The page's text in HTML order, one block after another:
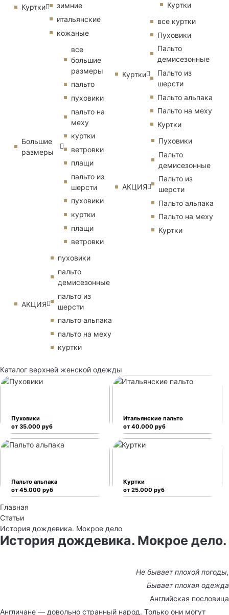
Куртки
зимние
итальянские
кожаные
Большие
размеры
все
большие
размеры
пальто
пуховики
пальто на
меху
куртки
ветровки
плащи
пальто из
шерсти
пуховики
куртки
плащи
ветровки
АКЦИЯ
пуховики
пальто
демисезонные
пальто из
шерсти
пальто альпака
пальто на меху
куртки
Куртки
Куртки
все куртки
Пуховики
Пальто
демисезонные
Пальто из
шерсти
Пальто альпака
Пальто на меху
Куртки
АКЦИЯ
Пуховики
Пальто
демисезонные
Пальто из
шерсти
Пальто альпака
Пальто на меху
Куртки
Каталог верхней женской одежды
Пуховики
от 35.000 руб
Итальянские пальто
от 40.000 руб
Пальто альпака
от 45.000 руб
Куртки
от 25.000 руб
Главная
Статьи
История дождевика. Мокрое дело
История дождевика. Мокрое дело.
Не бывает плохой погоды,
Бывает плохая одежда
Английская пословица
Англичане — довольно странный народ. Только они могут